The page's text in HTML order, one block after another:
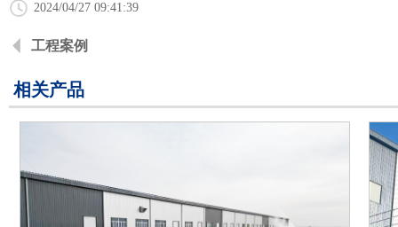
2024/04/27 09:41:39
工程案例
相关产品